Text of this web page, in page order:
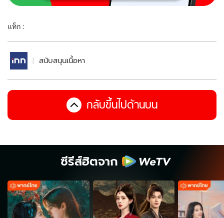
แท็ก :
สนับสนุนเนื้อหา
กลับขึ้นไปด้านบน
ซีรีส์ฮิตจาก